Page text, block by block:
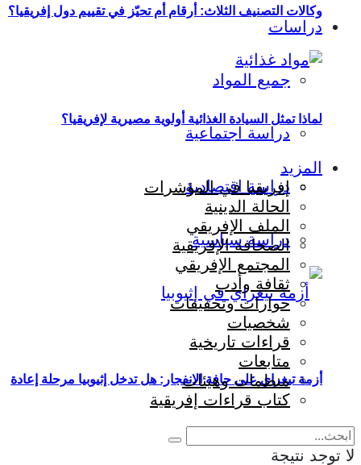
دراسات
جميع المواد
دراسة اجتماعية
دراسة اقتصادية
دراسة سياسية
أزمة تيغراي على حافة الانفجار: هل تدخل إثيوبيا مرحلة إعادة
إنتاج الحرب؟
وكالات التصنيف الثلاث: أرقام أم تحيّز في تقييم دول إفريقيا؟
لماذا تمثل السيادة الغذائية أولوية مصيرية لإفريقيا؟
المزيد
إفريقيا في المؤشرات
الحالة الدينية
الملف الإفريقي
الصحافة الإفريقية
المجتمع الإفريقي
ثقافة وأدب
حوارات وتحقيقات
شخصيات
قراءات تاريخية
متابعات
منظمات وهيئات
كتاب قراءات إفريقية
لا توجد نتيجة